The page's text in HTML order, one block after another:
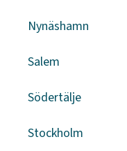
Nynäshamn
Salem
Södertälje
Stockholm